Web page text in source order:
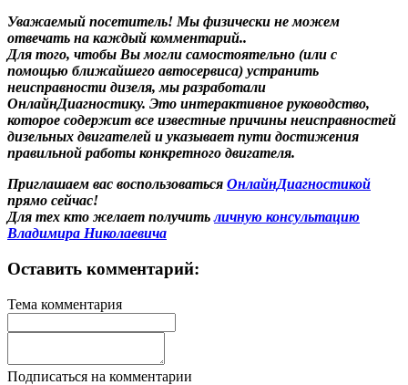
Уважаемый посетитель! Мы физически не можем
отвечать на каждый комментарий..
Для того, чтобы Вы могли самостоятельно (или с
помощью ближайшего автосервиса) устранить
неисправности дизеля, мы разработали
ОнлайнДиагностику. Это интерактивное руководство,
которое содержит все известные причины неисправностей
дизельных двигателей и указывает пути достижения
правильной работы конкретного двигателя.
Приглашаем вас воспользоваться ОнлайнДиагностикой
прямо сейчас!
Для тех кто желает получитьличную консультацию
Владимира Николаевича
Оставить комментарий:
Тема комментария
Подписаться на комментарии